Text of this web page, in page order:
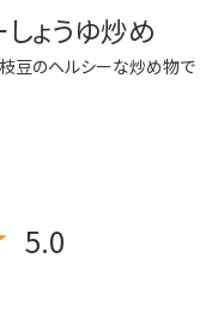
ょうゆ炒め
豆のヘルシーな炒め物で
5.0